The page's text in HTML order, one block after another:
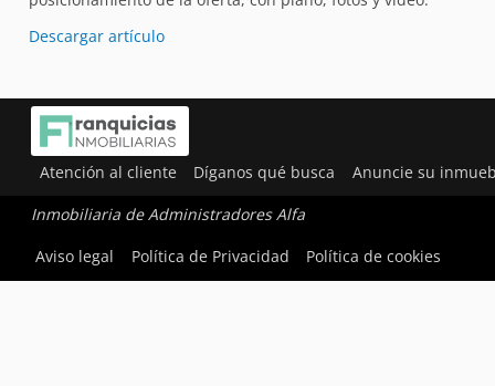
Descargar artículo
Atención al cliente Díganos qué busca Anuncie su
Inmobiliaria de Administradores Alfa
Aviso legal
Política de Privacidad Política de cookies